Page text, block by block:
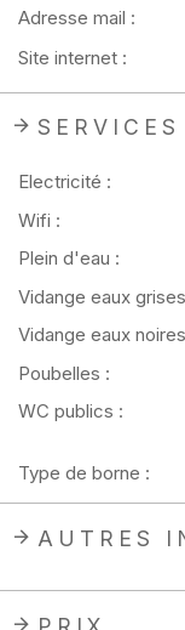
Adresse mail :
Site internet :
SERVICES
Electricité :
Wifi :
Plein d'eau :
Vidange eaux
Vidange eaux
Poubelles :
WC publics :
Type de borne :
AUTRES